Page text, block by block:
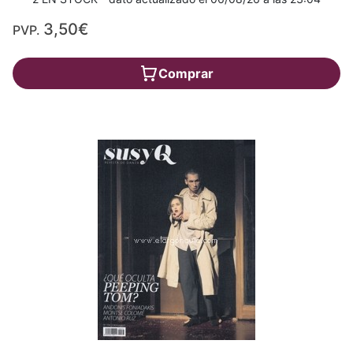
PVP. 3,50€
Comprar